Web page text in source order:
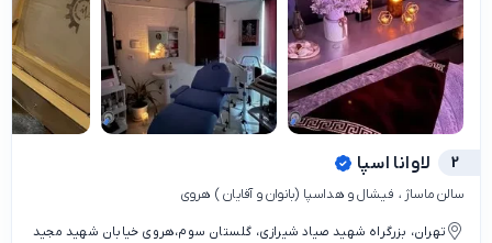
2 لاوانا اسپا
سالن ماساژ ، فیشال و هداسپا (بانوان و آقایان ) هروی
تهران، بزرگراه شهید صیاد شیرازی، گلستان سوم،هروی خیابان شهید مجید